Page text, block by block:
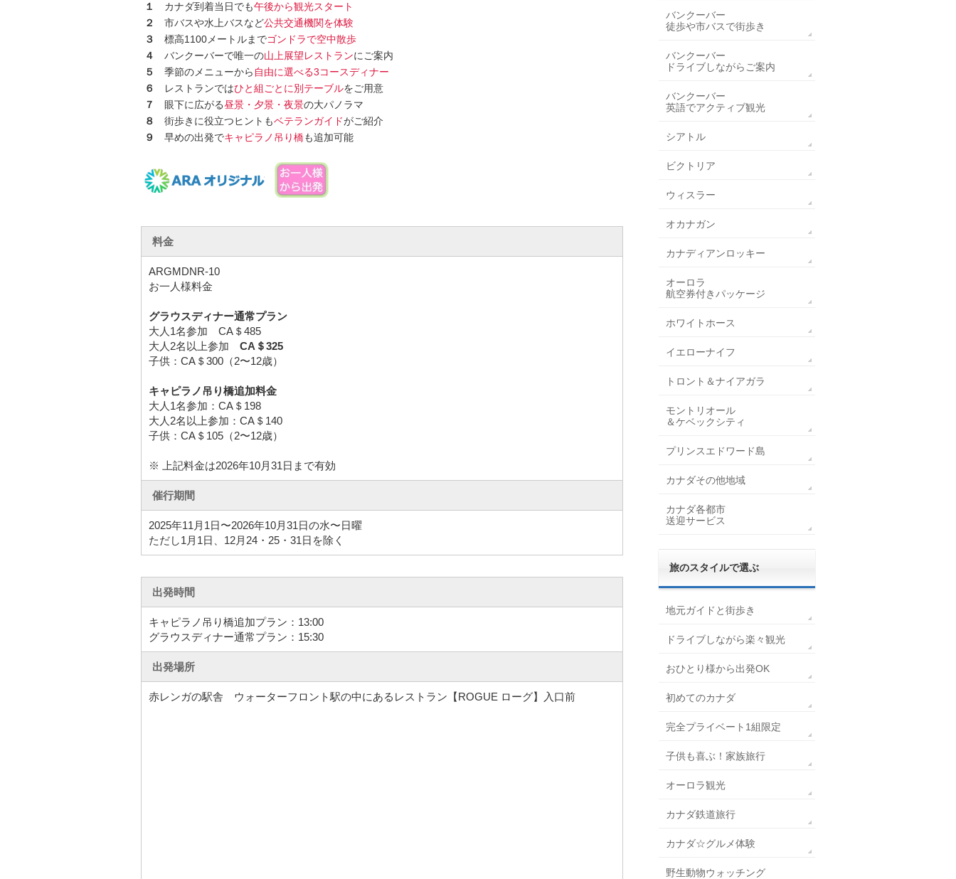
１
カナダ到着当日でも午後から観光スタート
２
市バスや水上バスなど公共交通機関を体験
３
標高1100メートルまでゴンドラで空中散歩
４
バンクーバーで唯一の山上展望レストランにご案内
５
季節のメニューから 自由に選べる3コースディナー
６
レストランではひと組ごとに別テーブルをご用意
７
眼下に広がる昼景・夕景・夜景の大パノラマ
８
街歩きに役立つヒントもベテランガイドがご紹介
９
早めの出発でキャピラノ吊り橋も追加可能
料金
ARGMDNR-10
お一人様料金
グラウスディナー通常プラン
大人1名参加 CA＄485
大人2名以上参加 CA＄325
子供：CA＄300（2〜12歳）
キャピラノ吊り橋追加料金
大人1名参加：CA＄198
大人2名以上参加：CA＄140
子供：CA＄105（2〜12歳）
※ 上記料金は2026年10月31日まで有効
催行期間
2025年11月1日〜2026年10月31日の水〜日曜
ただし1月1日、12月24・25・31日を除く
出発時間
キャピラノ吊り橋追加プラン：13:00
グラウスディナー通常プラン：15:30
出発場所
赤レンガの駅舎 ウォーターフロント駅の中にあるレストラン【ROGUE ローグ】入口前
バンクーバー
徒歩や市バスで街歩き
バンクーバー
ドライブしながらご案内
バンクーバー
英語でアクティブ観光
シアトル
ビクトリア
ウィスラー
オカナガン
カナディアンロッキー
オーロラ
航空券付きパッケージ
ホワイトホース
イエローナイフ
トロント＆ナイアガラ
モントリオール
＆ケベックシティ
プリンスエドワード島
カナダその他地域
カナダ各都市
送迎サービス
旅のスタイルで選ぶ
地元ガイドと街歩き
ドライブしながら楽々観光
おひとり様から出発OK
初めてのカナダ
完全プライベート1組限定
子供も喜ぶ！家族旅行
オーロラ観光
カナダ鉄道旅行
カナダ☆グルメ体験
野生動物ウォッチング